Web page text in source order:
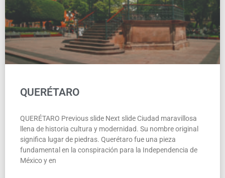
QUERÉTARO
QUERÉTARO Previous slide Next slide Ciudad maravillosa
llena de historia cultura y modernidad. Su nombre original
significa lugar de piedras. Querétaro fue una pieza
fundamental en la conspiración para la Independencia de
México y en